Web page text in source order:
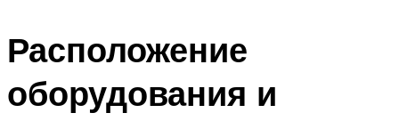
Расположение
оборудования и